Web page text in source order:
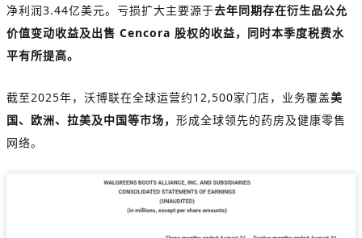
净利润3.44亿美元。亏损扩大主要源于去年同期存在衍生品公允
价值变动收益及出售 Cencora 股权的收益，同时本季度税费水
平有所提高。
截至2025年，沃博联在全球运营约12,500家门店，业务覆盖美
国、欧洲、拉美及中国等市场， 形成全球领先的药房及健康零售
网络。